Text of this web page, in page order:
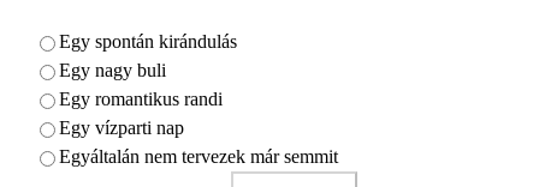
Egy spontán kirándulás
Egy nagy buli
Egy romantikus randi
Egy vízparti nap
Egyáltalán nem tervezek már semmit